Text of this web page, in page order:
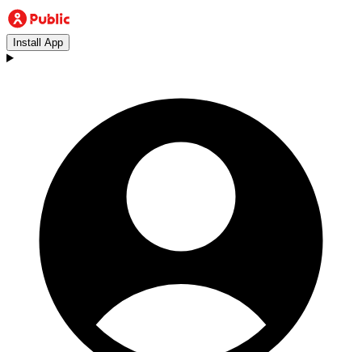
Install App